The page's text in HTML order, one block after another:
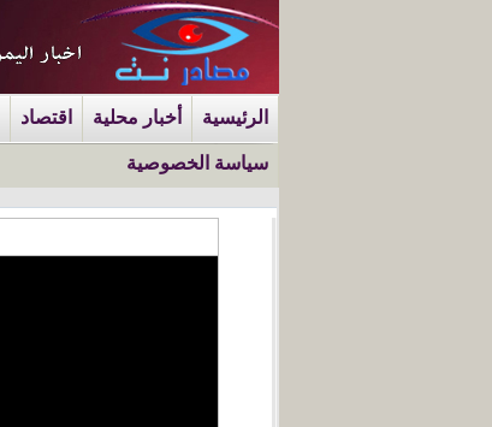
الرئيسية أخبار محلية اقتصاد
سياسة الخصوصية